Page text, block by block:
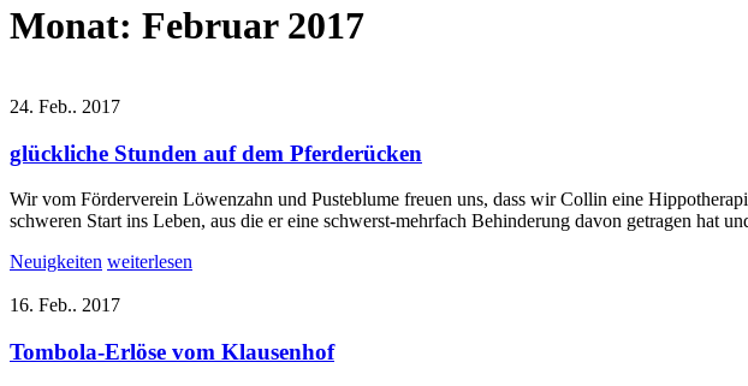
Monat: Februar 2017
24. Feb.. 2017
glückliche Stunden auf dem Pferderücken
Wir vom Förderverein Löwenzahn und Pusteblume freuen uns, dass wir Collin eine
schweren Start ins Leben, aus die er eine schwerst-mehrfach Behinderung davon getragen
Neuigkeiten weiterlesen
16. Feb.. 2017
Tombola-Erlöse vom Klausenhof